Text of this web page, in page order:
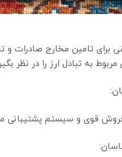
برای تامین مخارج صادرات و
به تبادل ارز را در نظر
قوی و سیستم پشتیبانی